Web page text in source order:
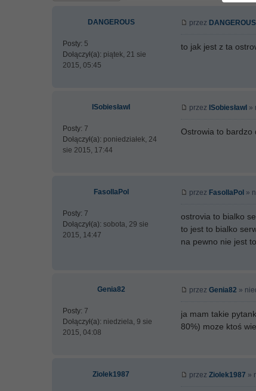
DANGEROUS
Posty: 5
Dołączył(a): piątek, 21 sie
2015, 05:45
przez DANGEROUS
to jak jest z ta
ISobiesławI
Posty: 7
Dołączył(a): poniedziałek, 24
sie 2015, 17:44
przez ISobiesławI »
Ostrowia to bardzo
FasollaPol
Posty: 7
Dołączył(a): sobota, 29 sie
2015, 14:47
przez FasollaPol »
ostrovia to bialko
to jest to bialko
na pewno nie jest
Genia82
Posty: 7
Dołączył(a): niedziela, 9 sie
2015, 04:08
przez Genia82 »
ja mam takie
80%) moze ktoś
Ziolek1987 przez Ziolek1987 »